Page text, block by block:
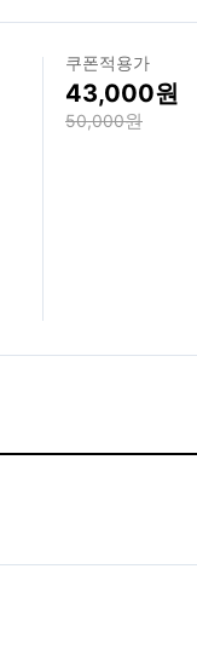
쿠폰적용가
43,000
50,000